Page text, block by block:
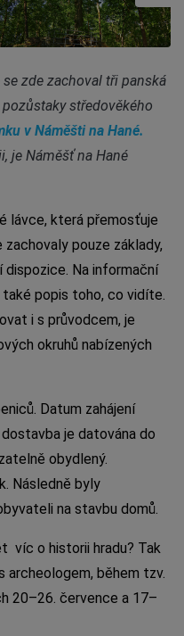
zde zachoval tři panská
středověkého
v Náměšti na Hané.
je Náměšť na Hané
lávce, která přemosťuje
pouze základy,
dispozice. Na informační
popis toho, co vidíte.
i s průvodcem, je
okruhů nabízených
Datum zahájení
je datována do
obydlený.
Následně byly
na stavbu domů.
víc o historii hradu? Tak
archeologem, během tzv.
20–26. července a 17–